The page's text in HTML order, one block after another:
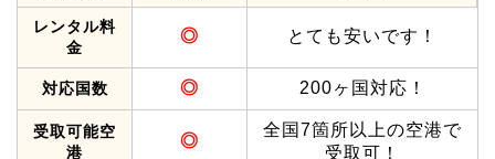
レンタル料
金
◎ とても安いです！
対応国数 ◎ 200ヶ国対応！
受取可能空
港
◎
全国7箇所以上の空港で
受取可！